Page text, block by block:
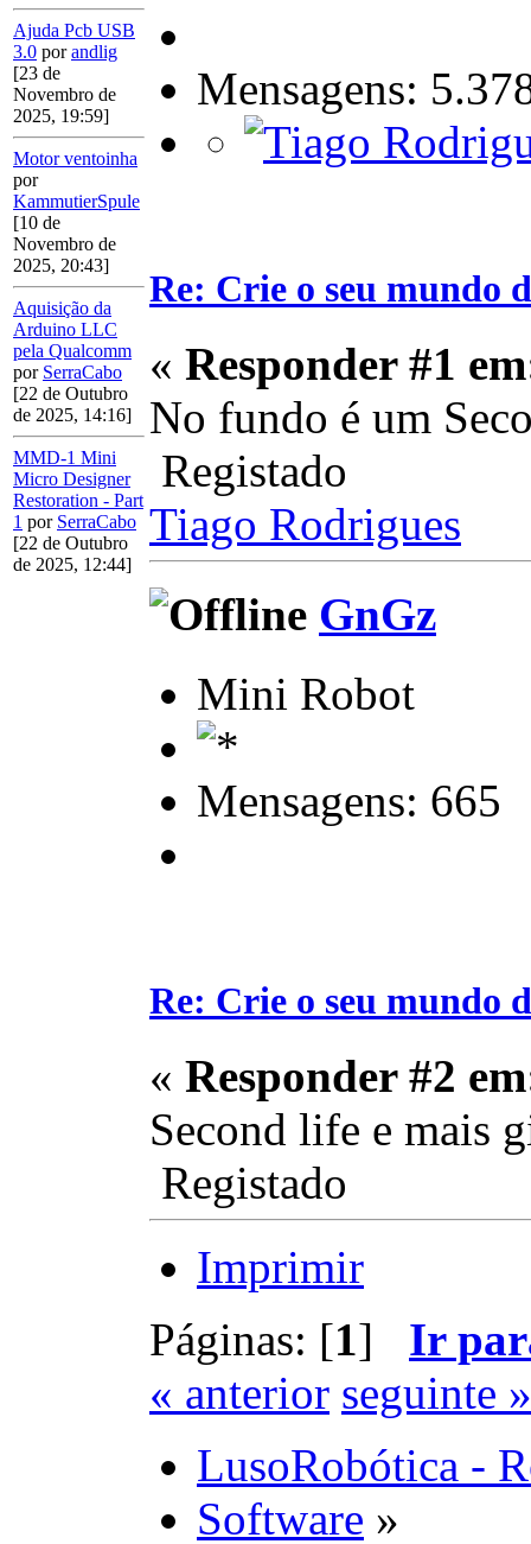
Ajuda Pcb USB
3.0 porandlig
[23 de
Novembro de
2025, 19:59]
Motor ventoinha
por
KammutierSpule
[10 de
Novembro de
2025, 20:43]
Aquisição da
Arduino LLC
pela Qualcomm
por SerraCabo
[22 de Outubro
de 2025, 14:16]
MMD-1 Mini
Micro Designer
Restoration - Part
1 por SerraCabo
[22 de Outubro
de 2025, 12:44]
Mensagens:
Re: Crie o seu mundo
« Responder #1
No fundo é um
Registado
Tiago Rodrigues
GnGz
Mini Robot
Mensagens: 665
Re: Crie o seu mundo
« Responder #2
Second life e mais
Registado
Imprimir
Páginas: [1] Ir
« anterior seguinte »
LusoRobótica -
Software »